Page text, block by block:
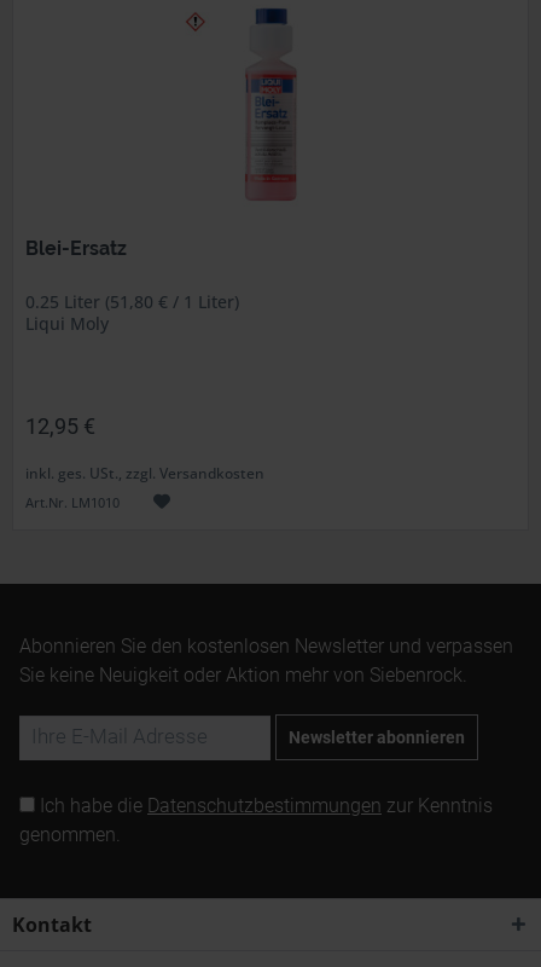
Blei-Ersatz
0.25 Liter (51,80 € / 1 Liter)
Liqui Moly
12,95 €
inkl. ges. USt., zzgl. Versandkosten
Art.Nr. LM1010
Abonnieren Sie den kostenlosen Newsletter und verpassen
Sie keine Neuigkeit oder Aktion mehr von Siebenrock.
Newsletter abonnieren
Ich habe die Datenschutzbestimmungen zur Kenntnis
genommen.
Kontakt